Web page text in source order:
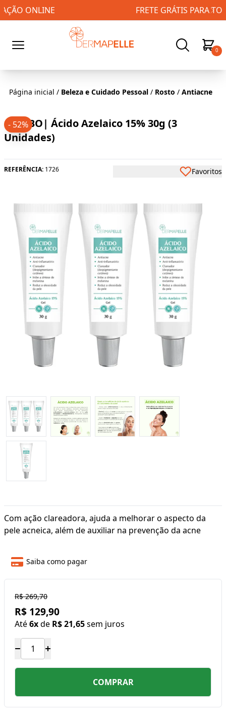
FRETE GRÁTIS PARA TODO BRASIL!
0
Página inicial / Beleza e Cuidado Pessoal / Rosto / Antiacne
COMBO| Ácido Azelaico 15% 30g (3
Unidades)
REFERÊNCIA: 1726 Favoritos
- 52%
Com ação clareadora, ajuda a melhorar o aspecto da
pele acneica, além de auxiliar na prevenção da acne
Saiba como pagar
R$ 269,70
R$ 129,90
Até6xde R$ 21,65sem juros
COMPRAR